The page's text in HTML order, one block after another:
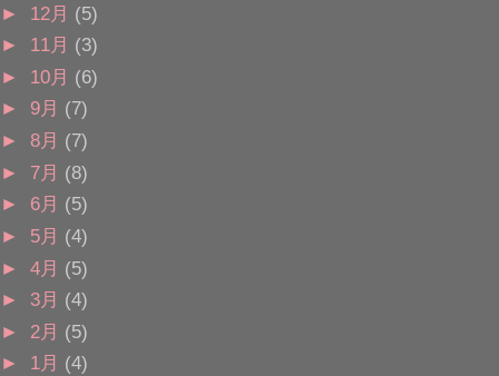
► 12月 (5)
► 11月 (3)
► 10月 (6)
► 9月 (7)
► 8月 (7)
► 7月 (8)
► 6月 (5)
► 5月 (4)
► 4月 (5)
► 3月 (4)
► 2月 (5)
► 1月 (4)